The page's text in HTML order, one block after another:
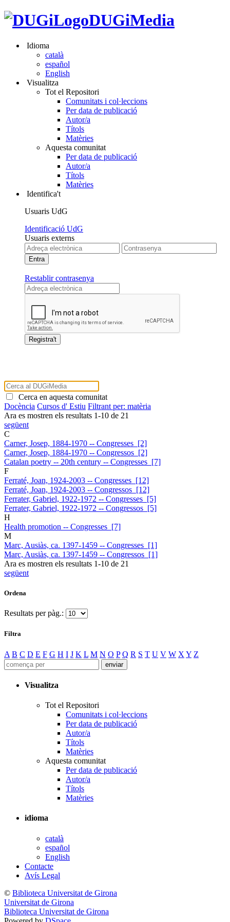
DUGiMedia
Idioma
català
español
English
Visualitza
Tot el Repositori
Comunitats i col·leccions
Per data de publicació
Autor/a
Títols
Matèries
Aquesta comunitat
Per data de publicació
Autor/a
Títols
Matèries
Identifica't
Usuaris UdG
Identificació UdG
Usuaris externs
Restablir contrasenya
Cerca en aquesta comunitat
Docència Cursos d' Estiu Filtrant per: matèria
Ara es mostren els resultats 1-10 de 21
següent
C
Carner, Josep, 1884-1970 -- Congresses [2]
Carner, Josep, 1884-1970 -- Congressos [2]
Catalan poetry -- 20th century -- Congresses [7]
F
Ferraté, Joan, 1924-2003 -- Congresses [12]
Ferraté, Joan, 1924-2003 -- Congressos [12]
Ferrater, Gabriel, 1922-1972 -- Congresses [5]
Ferrater, Gabriel, 1922-1972 -- Congressos [5]
H
Health promotion -- Congresses [7]
M
Marc, Ausiàs, ca. 1397-1459 -- Congresses [1]
Marc, Ausiàs, ca. 1397-1459 -- Congressos [1]
Ara es mostren els resultats 1-10 de 21
següent
Ordena
Resultats per pàg.:
Filtra
A B C D E F G H I J K L M N O P Q R S T U V W X Y Z
Visualitza
Tot el Repositori
Comunitats i col·leccions
Per data de publicació
Autor/a
Títols
Matèries
Aquesta comunitat
Per data de publicació
Autor/a
Títols
Matèries
idioma
català
español
English
Contacte
Avís Legal
© Biblioteca Universitat de Girona
Universitat de Girona
Biblioteca Universitat de Girona